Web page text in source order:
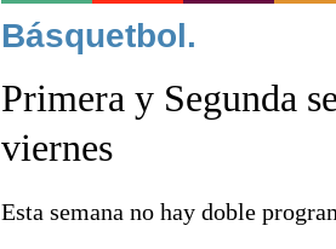
Noticias
Básquetbol.
Primera y Segunda
viernes
Esta semana no hay doble